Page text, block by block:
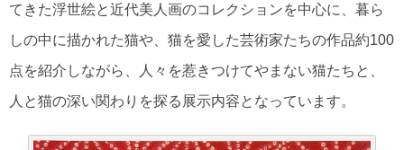
てきた浮世絵と近代美人画のコレクションを中心に、暮ら
しの中に描かれた猫や、猫を愛した芸術家たちの作品約100
点を紹介しながら、人々を惹きつけてやまない猫たちと、
人と猫の深い関わりを探る展示内容となっています。